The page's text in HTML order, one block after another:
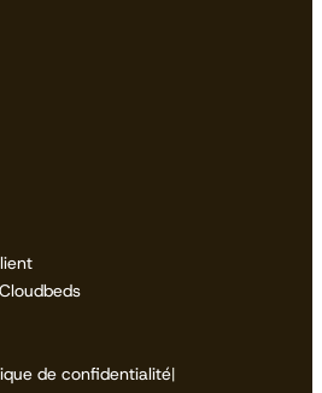
de confidentialité|